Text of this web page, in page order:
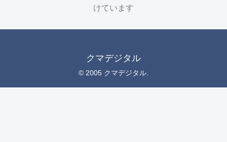
けています
クマデジタル
© 2005 クマデジタル.